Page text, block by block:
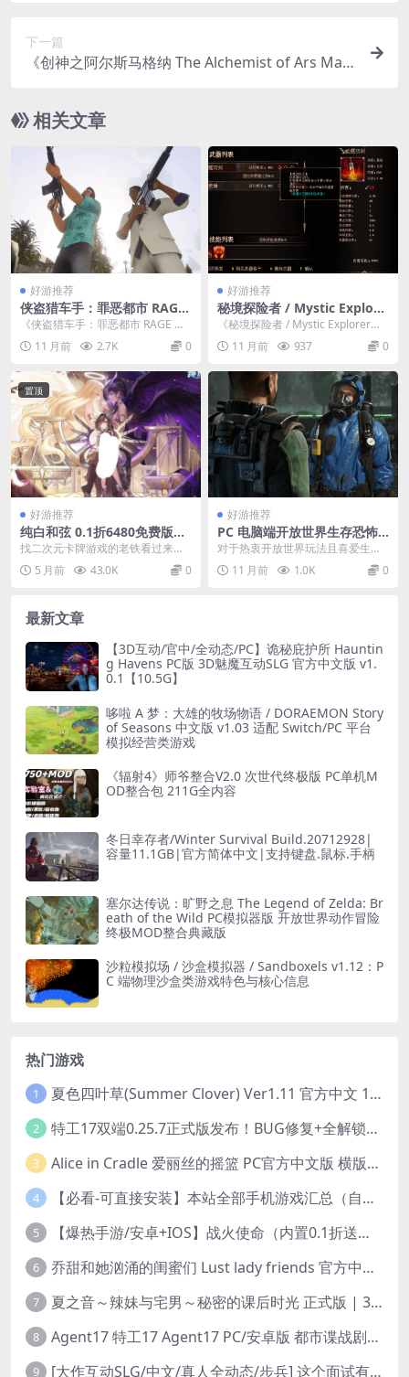
下一篇
《创神之阿尔斯马格纳 The Alchemist of Ars Mag
相关文章
好游推荐
侠盗猎车手：罪恶都市 RAGE
重制版 / GTA Vice City Next
gen Edition PC 平台动作冒
险游戏指南（容量 9.55GB /
《侠盗猎车手：罪恶都市 RAGE 重
制版 / GTA Vice City Nex...
11 月前 2.7K 0
好游推荐
秘境探险者 / Mystic Explore
r Build.19340197 PC 电脑版
冒险解谜类游戏指南（容量 4.
01GB / 官方简体中文 / 支持
《秘境探险者 / Mystic Explorer》
是一款专为 PC 电脑端打造的...
11 月前 937 0
置顶
好游推荐
纯白和弦 0.1折6480免费版下
载 | 二次元卡牌RPG手游 BT
版 v1.0 安卓直装 1.83GB
找二次元卡牌游戏的老铁看过来，
今天推个狠货。《纯白和弦》这游
戏原本是个正经的音乐...
5 月前 43.0K 0
好游推荐
PC 电脑端开放世界生存恐怖
游戏《切尔诺贝利人 2：禁区
/ Chernobylite 2: Exclusion
Zone v68862》官方简体中文
对于热衷开放世界玩法且喜爱生存
恐怖题材的 PC 玩家而言，《切尔
诺贝利人 2：禁...
11 月前 1.0K 0
最新文章
【3D互动/官中/全动态/PC】诡秘庇护所 Hauntin
g Havens PC版 3D魅魔互动SLG 官方中文版 v1.
0.1【10.5G】
哆啦 A 梦：大雄的牧场物语 / DORAEMON Story
of Seasons 中文版 v1.03 适配 Switch/PC 平台
模拟经营类游戏
《辐射4》师爷整合V2.0 次世代终极版 PC单机M
OD整合包 211G全内容
冬日幸存者/Winter Survival Build.20712928|
容量11.1GB|官方简体中文|支持键盘.鼠标.手柄
塞尔达传说：旷野之息 The Legend of Zelda: Br
eath of the Wild PC模拟器版 开放世界动作冒险
终极MOD整合典藏版
沙粒模拟场 / 沙盒模拟器 / Sandboxels v1.12：P
C 端物理沙盒类游戏特色与核心信息
热门游戏
1 夏色四叶草(Summer Clover) Ver1.11 官方中文 1+4.35G 全CG 有CV 百度盘版本
2 特工17双端0.25.7正式版发布！BUG修复+全解锁存档+赞助码合集（安卓/PC/中文/动态）
3 Alice in Cradle 爱丽丝的摇篮 PC官方中文版 横版动作ACT 手绘幻想风 v0.29g 完整体验版
4 【必看-可直接安装】本站全部手机游戏汇总（自带修改器MOD）
5 【爆热手游/安卓+IOS】战火使命（内置0.1折送可触碰战姬）[中文/美女养成/整合兑换码/双端互通/更新]（公测）
6 乔甜和她汹涌的闺蜜们 Lust lady friends 官方中文版本 SLG类型
7 夏之音～辣妹与宅男～秘密的课后时光 正式版 | 3D 动态步兵触摸互动 SLG|PC 平台 | 内嵌汉化 + 去码补丁 + 修改存档 | 1.5G
8 Agent17 特工17 Agent17 PC/安卓版 都市谍战剧情模拟RPG v0.26.6 官方中文高清版
9 [大作互动SLG/中文/真人全动态/步兵] 这个面试有点硬2-远征东洋篇 免登录破解版本V1.11 官方中文步兵 [20G/新破解/中文配音]